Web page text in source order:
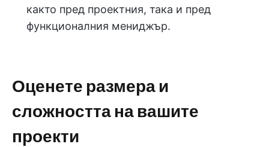
както пред проектния, така и пред
функционалния мениджър.
Оценете размера и
сложността на вашите
проекти